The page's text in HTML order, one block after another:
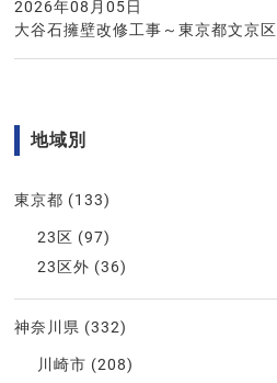
2026年08月05日
大谷石擁壁改修工事～東京都文京区
地域別
東京都 (133)
23区 (97)
23区外 (36)
神奈川県 (332)
川崎市 (208)